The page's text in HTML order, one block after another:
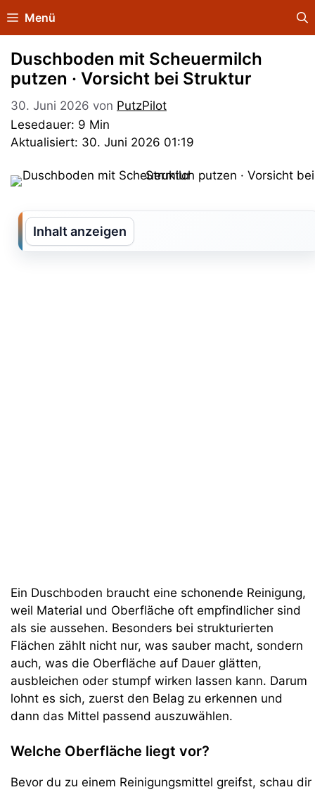
Inhalt
Menü
Duschboden mit Scheuermilch
putzen · Vorsicht bei Struktur
30. Juni 2026 von PutzPilot
Lesedauer: 9 Min
Aktualisiert: 30. Juni 2026 01:19
Inhalt anzeigen
Ein Duschboden braucht eine schonende Reinigung,
weil Material und Oberfläche oft empfindlicher sind
als sie aussehen. Besonders bei strukturierten
Flächen zählt nicht nur, was sauber macht, sondern
auch, was die Oberfläche auf Dauer glätten,
ausbleichen oder stumpf wirken lassen kann. Darum
lohnt es sich, zuerst den Belag zu erkennen und
dann das Mittel passend auszuwählen.
Welche Oberfläche liegt vor?
Bevor du zu einem Reinigungsmittel greifst, schau dir